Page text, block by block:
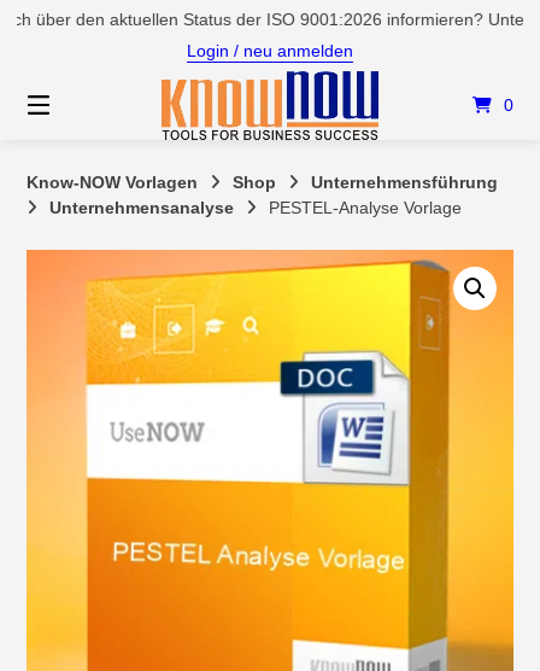
Springen
den aktuellen Status der ISO 9001:2026 informieren? Unter
Login / neu anmelden
0
Know-NOW Vorlagen Shop
Unternehmensführung
Unternehmensanalyse
PESTEL-Analyse Vorlage